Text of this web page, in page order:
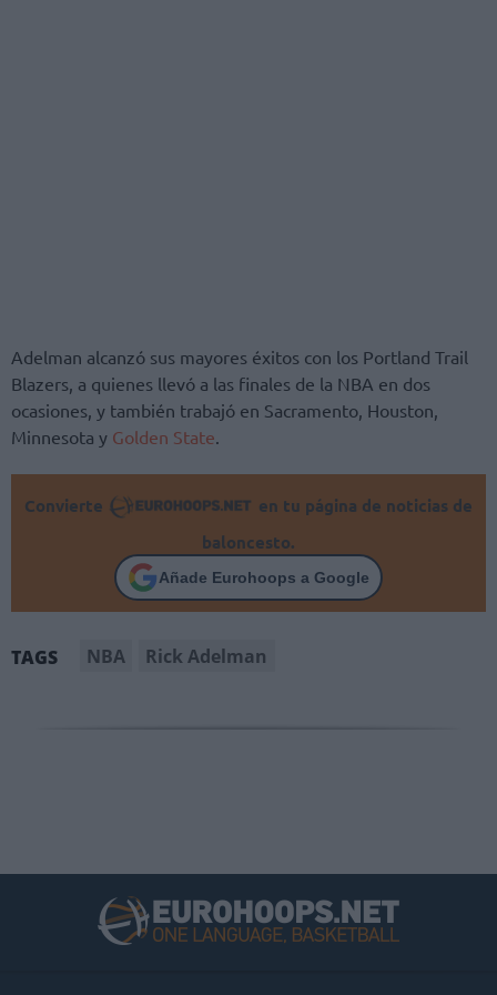
Adelman alcanzó sus mayores éxitos con los Portland Trail
Blazers, a quienes llevó a las finales de la NBA en dos
ocasiones, y también trabajó en Sacramento, Houston,
Minnesota y Golden State.
Convierte
en tu página de noticias de
baloncesto.
Añade Eurohoops a Google
TAGS NBA Rick Adelman